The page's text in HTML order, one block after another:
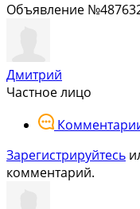
Объявление
Дмитрий
Частное лицо
Зарегистрируйтесь
комментарий.